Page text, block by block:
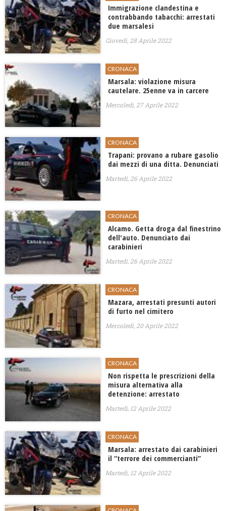
Immigrazione clandestina e
contrabbando tabacchi: arrestati
due marsalesi
Giovedì, 28 Aprile 2022
CRONACA
Marsala: violazione misura
cautelare. 25enne va in carcere
Mercoledì, 27 Aprile 2022
CRONACA
Trapani: provano a rubare gasolio
dai mezzi di una ditta. Denunciati
Martedì, 26 Aprile 2022
CRONACA
Alcamo. Getta droga dal finestrino
dell'auto. Denunciato dai
carabinieri
Martedì, 26 Aprile 2022
CRONACA
Mazara, arrestati presunti autori
di furto nel cimitero
Mercoledì, 20 Aprile 2022
CRONACA
Non rispetta le prescrizioni della
misura alternativa alla
detenzione: arrestato
Martedì, 12 Aprile 2022
CRONACA
Marsala: arrestato dai carabinieri
il “terrore dei commercianti”
Martedì, 12 Aprile 2022